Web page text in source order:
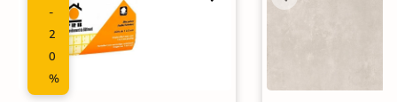
-
2
0
%